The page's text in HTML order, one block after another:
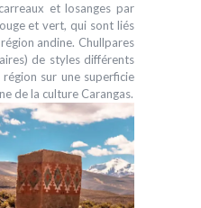
et losanges par
et vert, qui sont liés
andine. Chullpares
de styles différents
sur une superficie
de la culture Carangas.